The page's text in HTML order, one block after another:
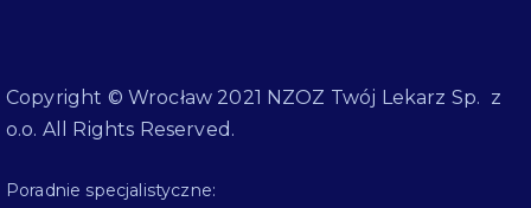
Copyright © Wrocław 2021 NZOZ Twój Lekarz Sp. z
o.o. All Rights Reserved.
Poradnie specjalistyczne: